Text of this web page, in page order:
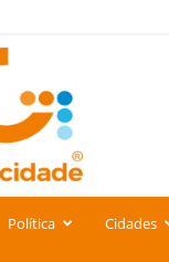
Política Cidades